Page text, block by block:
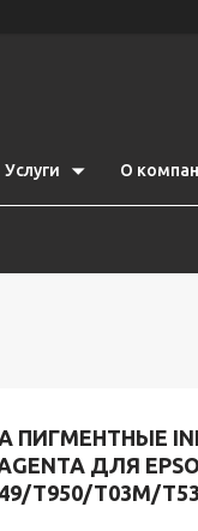
Услуги О
ПИГМЕНТНЫЕ
ДЛЯ
T950/T03M/